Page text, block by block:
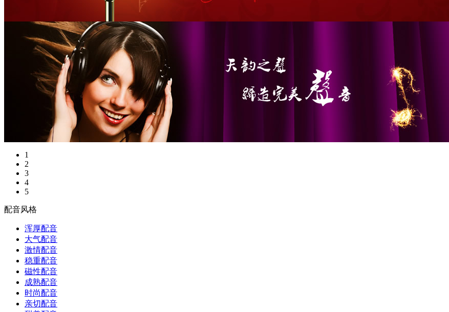
1
2
3
4
5
配音风格
浑厚配音
大气配音
激情配音
稳重配音
磁性配音
成熟配音
时尚配音
亲切配音